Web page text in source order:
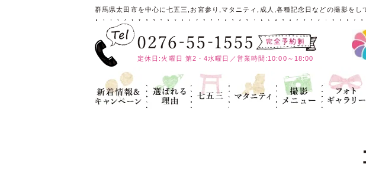
群馬県太田市を中心に七五三,お宮参り,マタニティ,成人,各種記念日などの撮影をし
定休日:火曜日 第2・4水曜日／営業時間:10:00～18:00
新着情報＆キ
ャンペーン
選ばれる理
由
七五三 マタニティ 記念写真
フォトギャラ
リー